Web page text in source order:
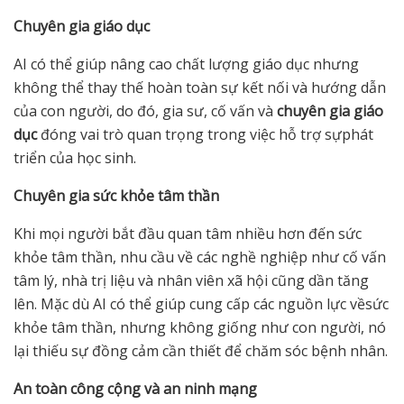
Chuyên gia giáo dục
AI có thể giúp nâng cao chất lượng giáo dục nhưng
không thể thay thế hoàn toàn sự kết nối và hướng dẫn
của con người, do đó, gia sư, cố vấn và chuyên gia giáo
dụcđóng vai trò quan trọng trong việc hỗ trợ sựphát
triển của học sinh.
Chuyên gia sức khỏe tâm thần
Khi mọi người bắt đầu quan tâm nhiều hơn đến sức
khỏe tâm thần, nhu cầu về các nghề nghiệp như cố vấn
tâm lý, nhà trị liệu và nhân viên xã hội cũng dần tăng
lên. Mặc dù AI có thể giúp cung cấp các nguồn lực vềsức
khỏe tâm thần, nhưng không giống như con người, nó
lại thiếu sự đồng cảm cần thiết để chăm sóc bệnh nhân.
An toàn công cộng và an ninh mạng